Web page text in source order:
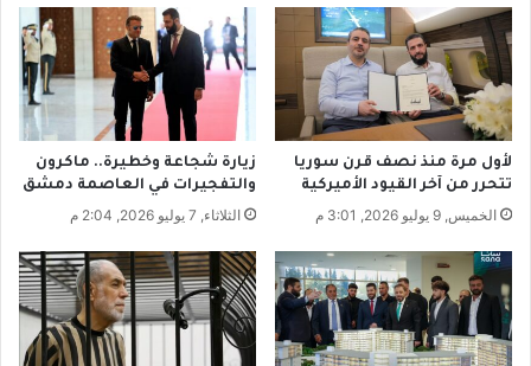
ن
س
ي
ة
ا
خ
ت
ر
ا
ع
أ
م
ا
ن
لأول مرة منذ نصف قرن سوريا
تتحرر من آخر القيود الأميركية
الخميس, 9 يوليو 2026, 3:01 م
زيارة شجاعة وخطيرة.. ماكرون
والتفجيرات في العاصمة دمشق
الثلاثاء, 7 يوليو 2026, 2:04 م